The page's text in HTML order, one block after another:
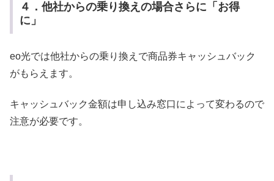
４．他社からの乗り換えの場合さらに「お得
に」
eo光では他社からの乗り換えで商品券キャッシュバック
がもらえます。
キャッシュバック金額は申し込み窓口によって変わるので
注意が必要です。